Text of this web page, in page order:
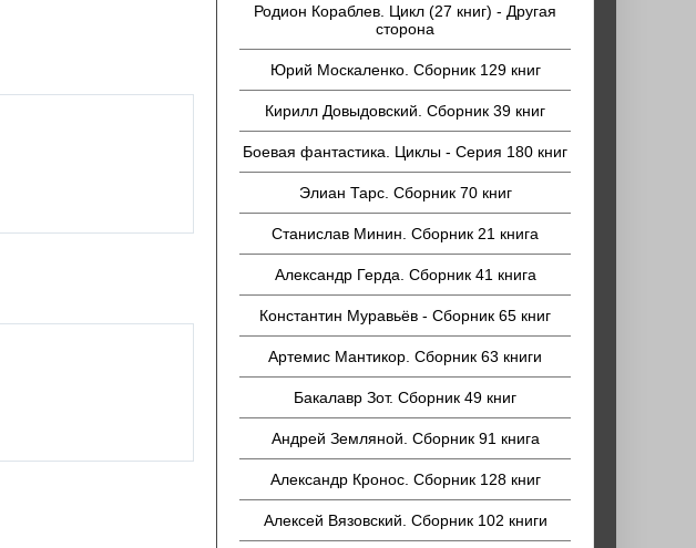
Родион Кораблев. Цикл (27 книг) - Другая
сторона
Юрий Москаленко. Сборник 129 книг
Кирилл Довыдовский. Сборник 39 книг
Боевая фантастика. Циклы - Серия 180 книг
Элиан Тарс. Сборник 70 книг
Станислав Минин. Сборник 21 книга
Александр Герда. Сборник 41 книга
Константин Муравьёв - Сборник 65 книг
Артемис Мантикор. Сборник 63 книги
Бакалавр Зот. Сборник 49 книг
Андрей Земляной. Сборник 91 книга
Александр Кронос. Сборник 128 книг
Алексей Вязовский. Сборник 102 книги